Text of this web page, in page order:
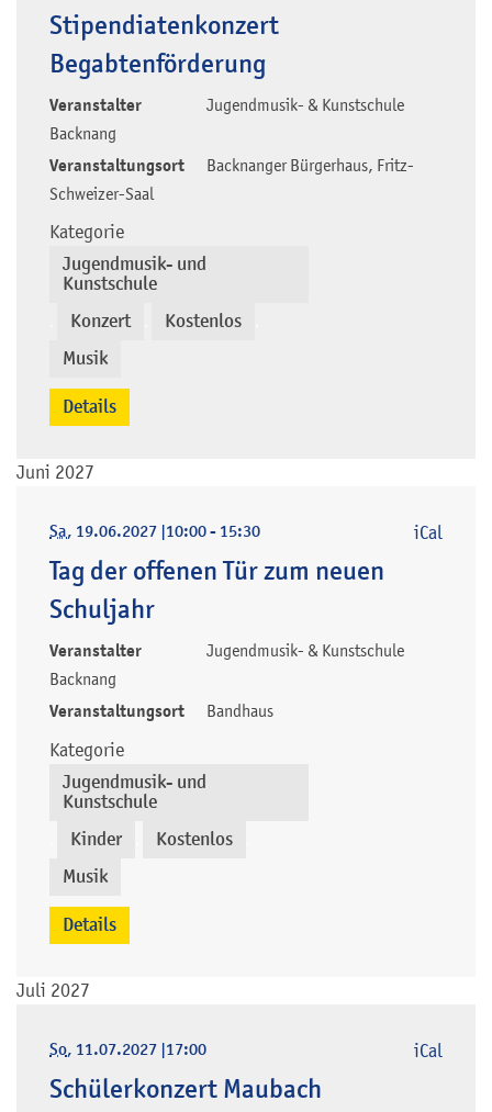
Stipendiatenkonzert
Begabtenförderung
Veranstalter
Jugendmusik- & Kunstschule
Backnang
Veranstaltungsort
Backnanger Bürgerhaus, Fritz-
Schweizer-Saal
Kategorie
Jugendmusik- und
Kunstschule
Konzert Kostenlos
Musik
Details
Juni 2027
Sa, 19.06.2027 |10:00 - 15:30
Tag der offenen Tür zum neuen
Schuljahr
Veranstalter
Jugendmusik- & Kunstschule
Backnang
Veranstaltungsort Bandhaus
Kategorie
Jugendmusik- und
Kunstschule
Kinder Kostenlos
Musik
iCal
Details
Juli 2027
So, 11.07.2027 |17:00
Schülerkonzert Maubach
iCal